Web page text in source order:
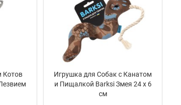
Котов
Игрушка для Собак с Канатом
и Пищалкой Barksi Змея 24 х 6
см